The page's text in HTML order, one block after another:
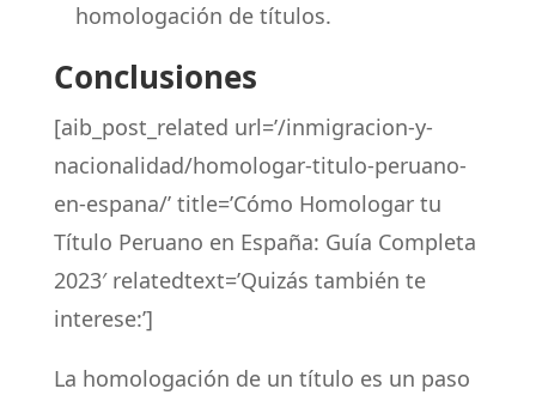
homologación de títulos.
Conclusiones
[aib_post_related url=’/inmigracion-y-
nacionalidad/homologar-titulo-peruano-
en-espana/’ title=’Cómo Homologar tu
Título Peruano en España: Guía Completa
2023′ relatedtext=’Quizás también te
interese:’]
La homologación de un título es un paso